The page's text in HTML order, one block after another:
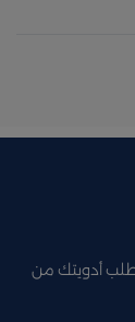
أدويتك من